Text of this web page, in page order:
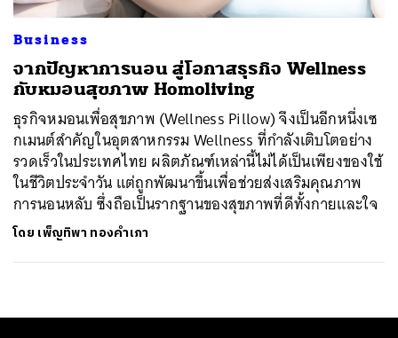
Business
จากปัญหาการนอน สู่โอกาสธุรกิจ Wellness
กับหมอนสุขภาพ Homoliving
ธุรกิจหมอนเพื่อสุขภาพ (Wellness Pillow) จึงเป็นอีกหนึ่งเซ
กเมนต์สำคัญในอุตสาหกรรม Wellness ที่กำลังเติบโตอย่าง
รวดเร็วในประเทศไทย ผลิตภัณฑ์เหล่านี้ไม่ได้เป็นเพียงของใช้
ในชีวิตประจำวัน แต่ถูกพัฒนาขึ้นเพื่อช่วยส่งเสริมคุณภาพ
การนอนหลับ ซึ่งถือเป็นรากฐานของสุขภาพที่ดีทั้งกายและใจ
โดย เพ็ญทิพา ทองคำเภา
SHARE TWEET LINE EMAIL